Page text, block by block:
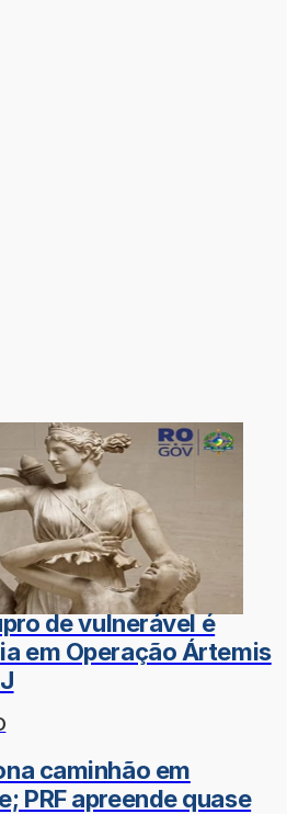
de vulnerável é
em Operação Ártemis
caminhão em
PRF apreende quase